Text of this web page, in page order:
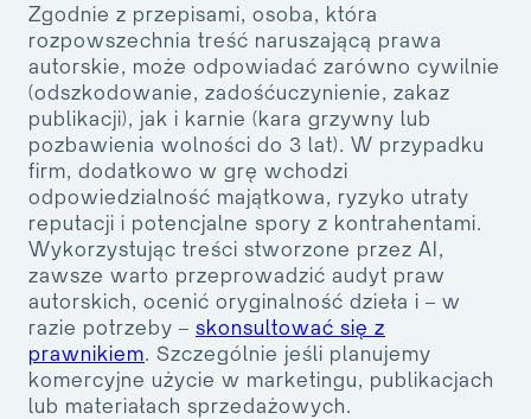
Zgodnie z przepisami, osoba, która
rozpowszechnia treść naruszającą prawa
autorskie, może odpowiadać zarówno cywilnie
(odszkodowanie, zadośćuczynienie, zakaz
publikacji), jak i karnie (kara grzywny lub
pozbawienia wolności do 3 lat). W przypadku
firm, dodatkowo w grę wchodzi
odpowiedzialność majątkowa, ryzyko utraty
reputacji i potencjalne spory z kontrahentami.
Wykorzystując treści stworzone przez AI,
zawsze warto przeprowadzić audyt praw
autorskich, ocenić oryginalność dzieła i – w
razie potrzeby – skonsultować się z
prawnikiem. Szczególnie jeśli planujemy
komercyjne użycie w marketingu, publikacjach
lub materiałach sprzedażowych.